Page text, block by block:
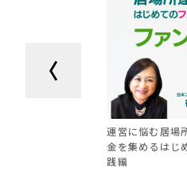
運営に悩む居場
金を集めるはじ
践編